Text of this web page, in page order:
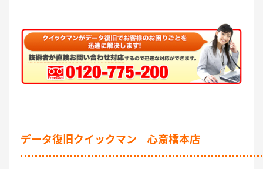
データ復旧クイックマン 心斎橋本店